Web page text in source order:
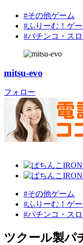
#その他ゲーム
#ふりーむ！ゲ
#パチンコ・ス
mitsu-evo
フォロー
#その他ゲーム
#ふりーむ！ゲ
#パチンコ・ス
ツクール製パ